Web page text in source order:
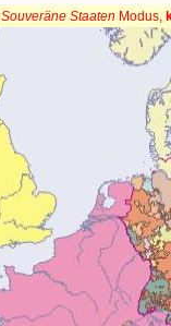
Souveräne Staaten Modus,